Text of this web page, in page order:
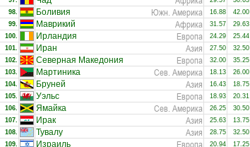
98. Боливия Южн. Америка 16.88 42.00
99. Маврикий Африка 31.57 29.63
100. Ирландия Европа 24.29 25.44
101. Иран Азия 27.50 32.50
102. Северная Македония Европа 32.00 35.25
103. Мартиника Сев. Америка 18.13 26.00
104. Бруней Азия 16.43 18.75
105. Уэльс Европа 18.93 20.31
106. Ямайка Сев. Америка 26.25 30.50
107. Ирак Азия 25.63 13.75
108. Тувалу Азия 28.75 32.50
109. Израиль Европа 20.94 17.25